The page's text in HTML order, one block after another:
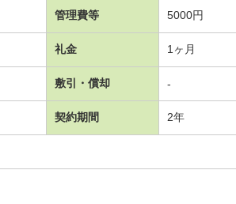
管理費等 5000円
礼金 1ヶ月
敷引・償却 -
契約期間 2年